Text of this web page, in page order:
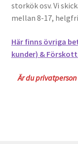
storkök osv. Vi
mellan 8-17,
Här finns övriga
kunder) &
Är du